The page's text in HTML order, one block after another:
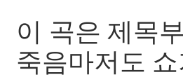
이 곡은 제목
죽음마저도